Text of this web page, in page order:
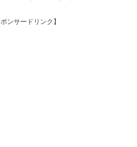
ポンサードリンク】